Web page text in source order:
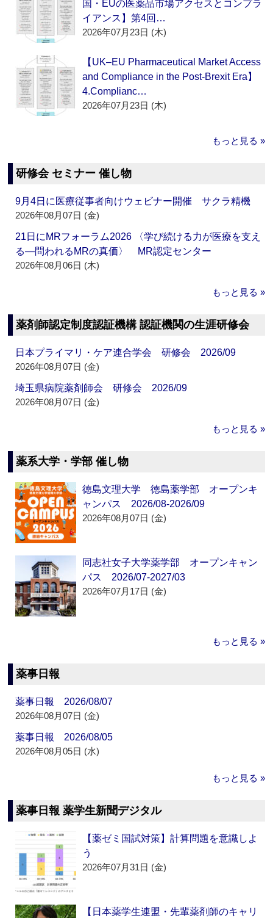
国・EUの医薬品市場アクセスとコンプラ
イアンス】第4回…
2026年07月23日 (木)
【UK–EU Pharmaceutical Market Access
and Compliance in the Post-Brexit Era】
4.Complianc…
2026年07月23日 (木)
もっと見る »
研修会 セミナー 催し物
9月4日に医療従事者向けウェビナー開催 サクラ精機
2026年08月07日 (金)
21日にMRフォーラム2026 〈学び続ける力が医療を支え
る―問われるMRの真価〉 MR認定センター
2026年08月06日 (木)
もっと見る »
薬剤師認定制度認証機構 認証機関の生涯研修会
日本プライマリ・ケア連合学会 研修会 2026/09
2026年08月07日 (金)
埼玉県病院薬剤師会 研修会 2026/09
2026年08月07日 (金)
もっと見る »
薬系大学・学部 催し物
徳島文理大学 徳島薬学部 オープンキ
ャンパス 2026/08-2026/09
2026年08月07日 (金)
同志社女子大学薬学部 オープンキャン
パス 2026/07-2027/03
2026年07月17日 (金)
もっと見る »
薬事日報
薬事日報 2026/08/07
2026年08月07日 (金)
薬事日報 2026/08/05
2026年08月05日 (水)
もっと見る »
薬事日報 薬学生新聞デジタル
【薬ゼミ国試対策】計算問題を意識しよ
う
2026年07月31日 (金)
【日本薬学生連盟・先輩薬剤師のキャリ